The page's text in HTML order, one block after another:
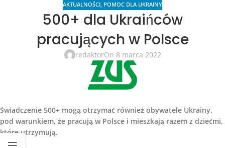
AKTUALNOŚCI, POMOC DLA UKRAINY
500+ dla Ukraińców
pracujących w Polsce
redaktorOn 8 marca 2022
Świadczenie 500+ mogą otrzymać również obywatele Ukrainy,
pod warunkiem, że pracują w Polsce i mieszkają razem z dziećmi,
które utrzymują.